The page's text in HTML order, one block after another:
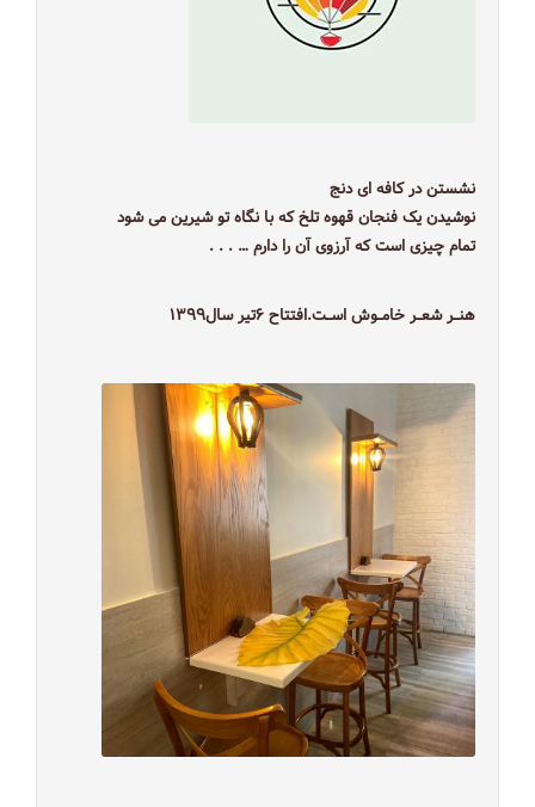
نشستن در کافه ای دنج
نوشیدن یک فنجان قهوه تلخ که با نگاه تو شیرین می شود
تمام چیزی است که آرزوی آن را دارم … . . .
هنــر شعــر خامــوش اســت.افتتاح ۶تیر سال۱۳۹۹